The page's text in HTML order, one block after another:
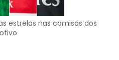
estrelas nas camisas dos